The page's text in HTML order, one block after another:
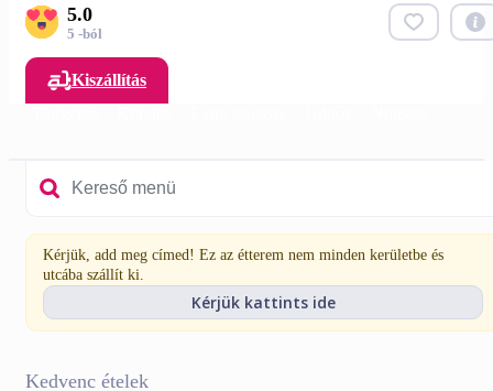
5.0
5 -ból
Kiszállítás
Kérjük, add meg címed! Ez az étterem nem minden kerületbe és
utcába szállít ki.
Kérjük kattints ide
Kedvenc ételek